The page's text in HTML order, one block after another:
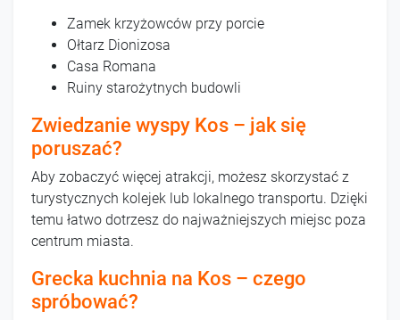
Zamek krzyżowców przy porcie
Ołtarz Dionizosa
Casa Romana
Ruiny starożytnych budowli
Zwiedzanie wyspy Kos – jak się
poruszać?
Aby zobaczyć więcej atrakcji, możesz skorzystać z
turystycznych kolejek lub lokalnego transportu. Dzięki
temu łatwo dotrzesz do najważniejszych miejsc poza
centrum miasta.
Grecka kuchnia na Kos – czego
spróbować?